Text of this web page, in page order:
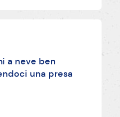
a neve ben
una presa